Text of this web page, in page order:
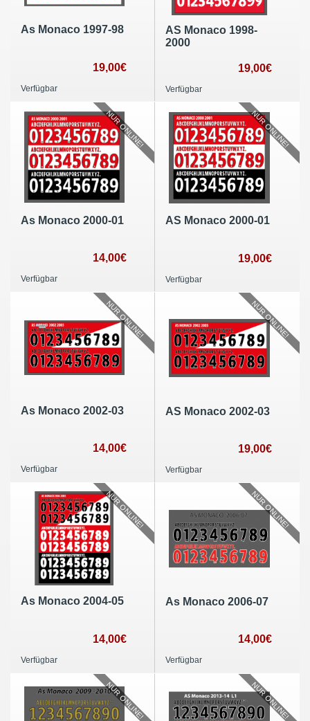
As Monaco 1997-98
19,00€
Verfügbar
AS Monaco 1998-
2000
19,00€
Verfügbar
As Monaco 2000-01
14,00€
Verfügbar
NUR ONLINE!
AS Monaco 2000-01
19,00€
Verfügbar
NUR ONLINE!
As Monaco 2002-03
14,00€
Verfügbar
NUR ONLINE!
AS Monaco 2002-03
19,00€
Verfügbar
NUR ONLINE!
As Monaco 2004-05
14,00€
Verfügbar
NUR ONLINE!
As Monaco 2006-07
14,00€
Verfügbar
NUR ONLINE!
NUR ONLINE! NUR ONLINE!